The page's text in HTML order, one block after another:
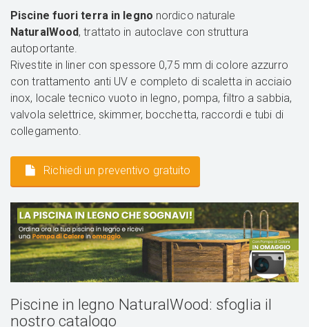
Piscine fuori terra in legno nordico naturale
NaturalWood, trattato in autoclave con struttura
autoportante.
Rivestite in liner con spessore 0,75 mm di colore azzurro
con trattamento anti UV e completo di scaletta in acciaio
inox, locale tecnico vuoto in legno, pompa, filtro a sabbia,
valvola selettrice, skimmer, bocchetta, raccordi e tubi di
collegamento.
Richiedi un preventivo gratuito
Piscine in legno NaturalWood: sfoglia il
nostro catalogo